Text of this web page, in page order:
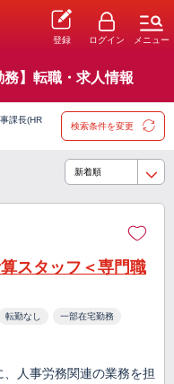
登録 ログイン メニュー
務】転職・求人情報
課長(HR
検索条件を変更
スタッフ＜専門職
転勤なし 一部在宅勤務
人事労務関連の業務を担